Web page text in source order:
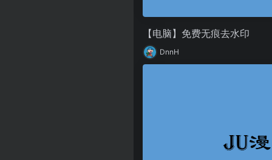
【电脑】免费无痕去水印
DnnH